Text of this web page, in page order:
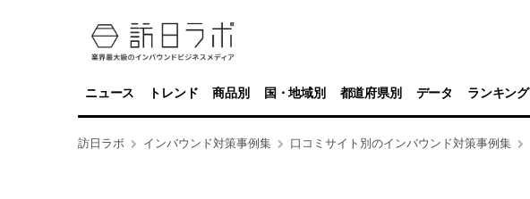
ニュース トレンド 商品別 国・地域別 都道府県別 データ ランキング
訪日ラボ インバウンド対策事例集 口コミサイト別のインバウンド対策事例集